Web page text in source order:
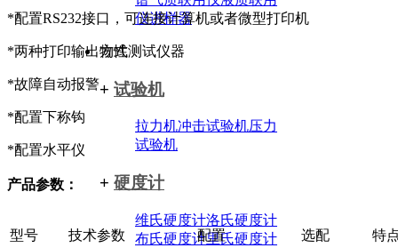
仪进样器
物性测试仪器
+ 试验机
拉力机冲击试验机压力
试验机
+ 硬度计
维氏硬度计洛氏硬度计
布氏硬度计里氏硬度计
*配置RS232接口，可连接计算机或者微型打印机
*两种打印输出方式
*故障自动报警
*配置下称钩
*配置水平仪
产品参数：
型号 技术参数 配置 选配 特